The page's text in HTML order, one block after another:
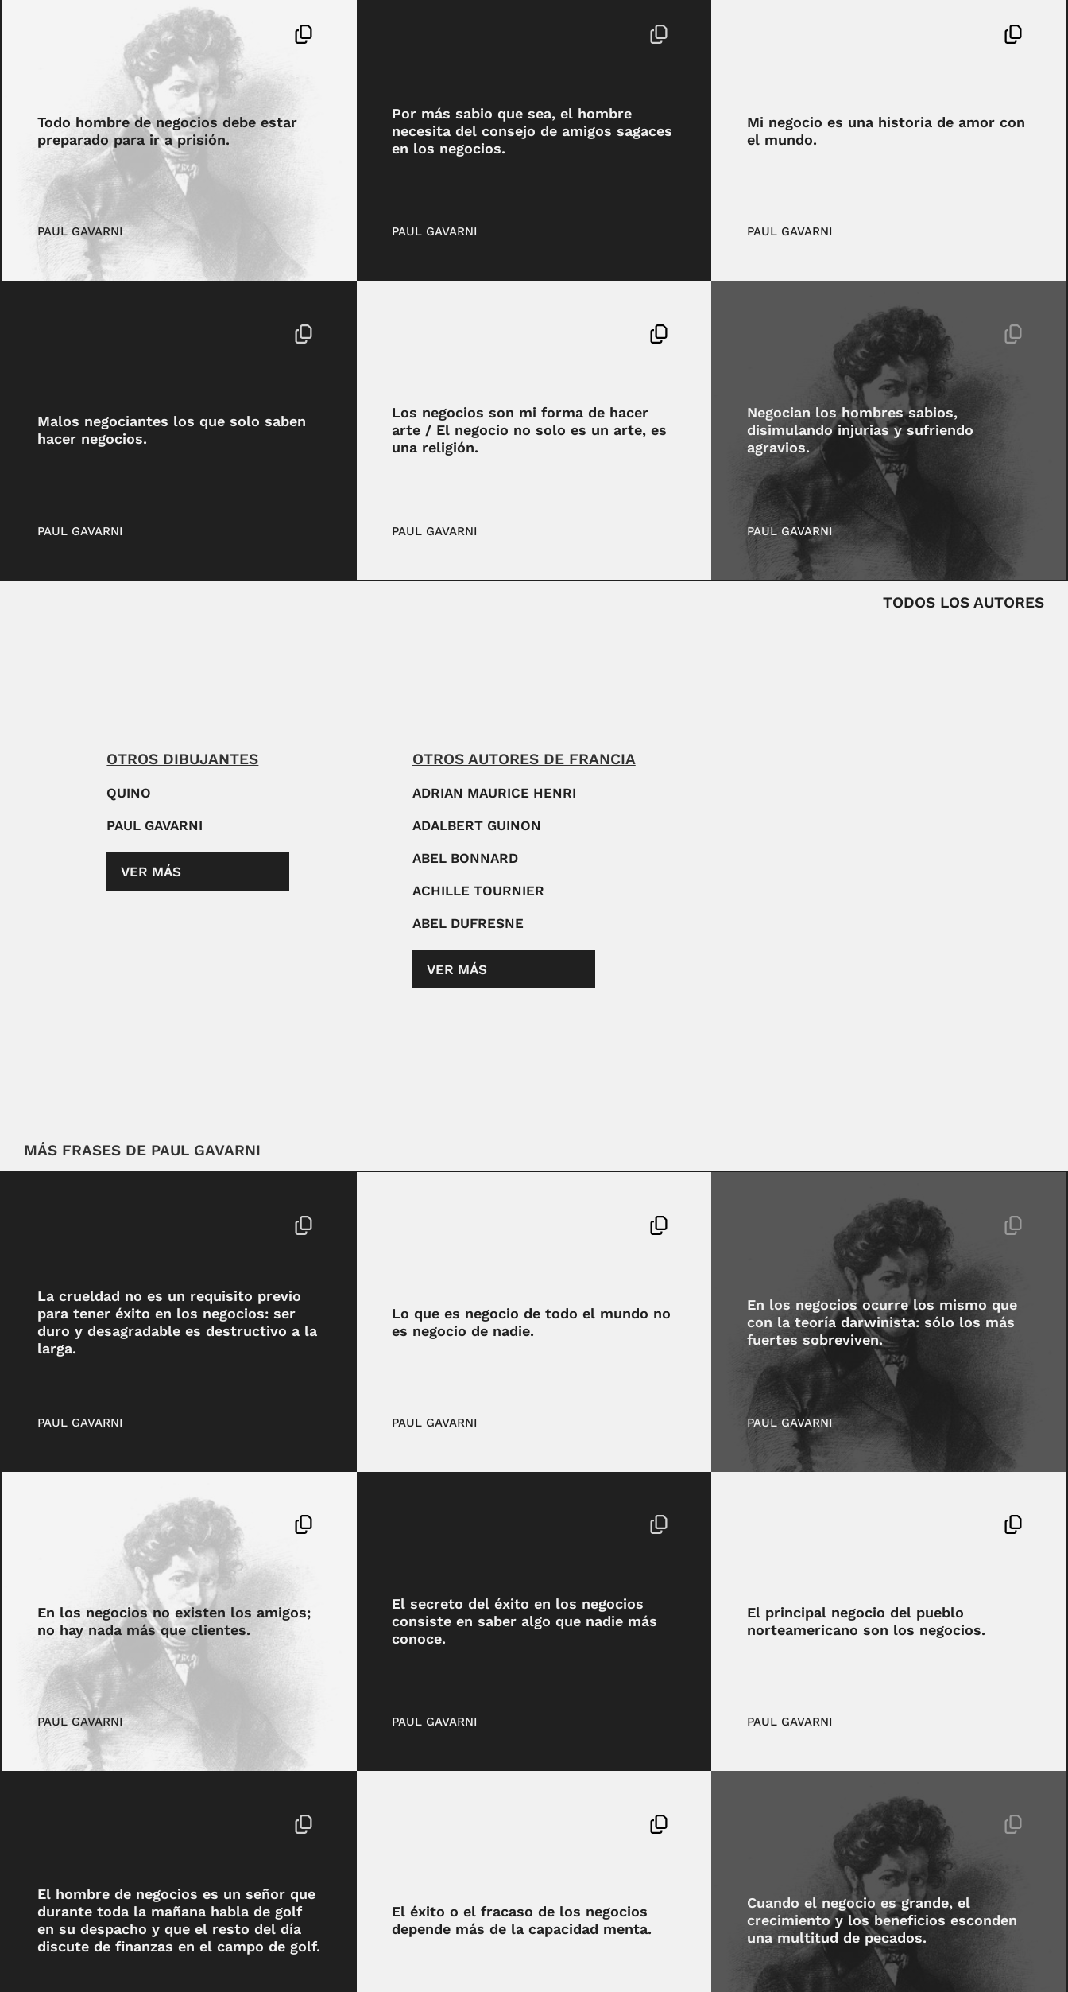
Todo hombre de negocios debe estar
preparado para ir a prisión.
PAUL GAVARNI
Por más sabio que sea, el hombre
necesita del consejo de amigos sagaces
en los negocios.
PAUL GAVARNI
Mi negocio es una historia de amor con
el mundo.
PAUL GAVARNI
Malos negociantes los que solo saben
hacer negocios.
PAUL GAVARNI
Los negocios son mi forma de hacer
arte / El negocio no solo es un arte, es
una religión.
PAUL GAVARNI
Negocian los hombres sabios,
disimulando injurias y sufriendo
agravios.
PAUL GAVARNI
TODOS LOS AUTORES
OTROS DIBUJANTES
QUINO
PAUL GAVARNI
VER MÁS
OTROS AUTORES DE FRANCIA
ADRIAN MAURICE HENRI
ADALBERT GUINON
ABEL BONNARD
ACHILLE TOURNIER
ABEL DUFRESNE
VER MÁS
MÁS FRASES DE PAUL GAVARNI
La crueldad no es un requisito previo
para tener éxito en los negocios: ser
duro y desagradable es destructivo a la
larga.
PAUL GAVARNI
Lo que es negocio de todo el mundo no
es negocio de nadie.
PAUL GAVARNI
En los negocios ocurre los mismo que
con la teoría darwinista: sólo los más
fuertes sobreviven.
PAUL GAVARNI
En los negocios no existen los amigos;
no hay nada más que clientes.
PAUL GAVARNI
El secreto del éxito en los negocios
consiste en saber algo que nadie más
conoce.
PAUL GAVARNI
El principal negocio del pueblo
norteamericano son los negocios.
PAUL GAVARNI
El hombre de negocios es un señor que
durante toda la mañana habla de golf
en su despacho y que el resto del día
discute de finanzas en el campo de golf.
El éxito o el fracaso de los negocios
depende más de la capacidad menta.
Cuando el negocio es grande, el
crecimiento y los beneficios esconden
una multitud de pecados.